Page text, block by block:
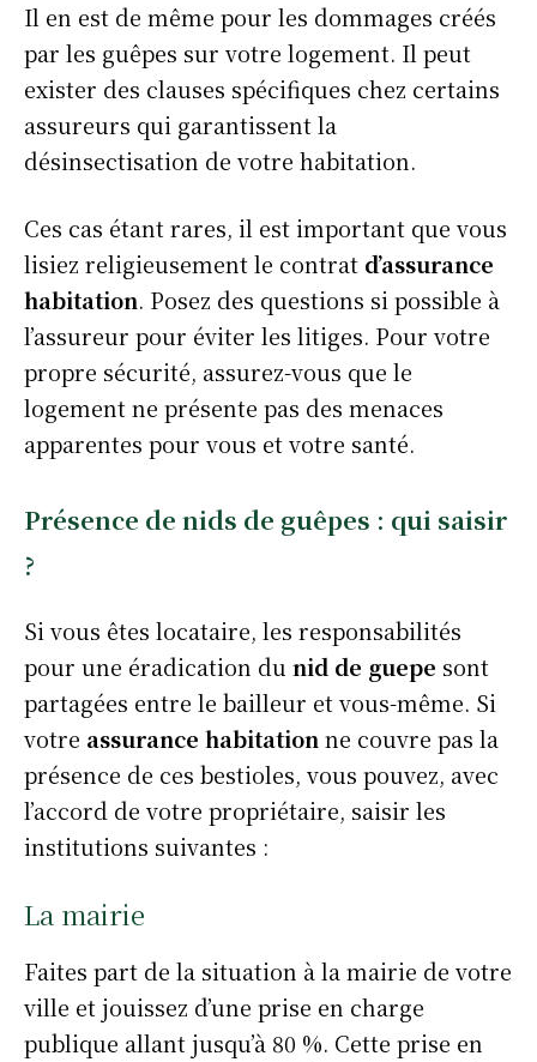
Il en est de même pour les dommages créés
par les guêpes sur votre logement. Il peut
exister des clauses spécifiques chez certains
assureurs qui garantissent la
désinsectisation de votre habitation.
Ces cas étant rares, il est important que vous
lisiez religieusement le contrat d’assurance
habitation. Posez des questions si possible à
l’assureur pour éviter les litiges. Pour votre
propre sécurité, assurez-vous que le
logement ne présente pas des menaces
apparentes pour vous et votre santé.
Présence de nids de guêpes : qui saisir
?
Si vous êtes locataire, les responsabilités
pour une éradication du nid de guepe sont
partagées entre le bailleur et vous-même. Si
votre assurance habitation ne couvre pas la
présence de ces bestioles, vous pouvez, avec
l’accord de votre propriétaire, saisir les
institutions suivantes :
La mairie
Faites part de la situation à la mairie de votre
ville et jouissez d’une prise en charge
publique allant jusqu’à 80 %. Cette prise en